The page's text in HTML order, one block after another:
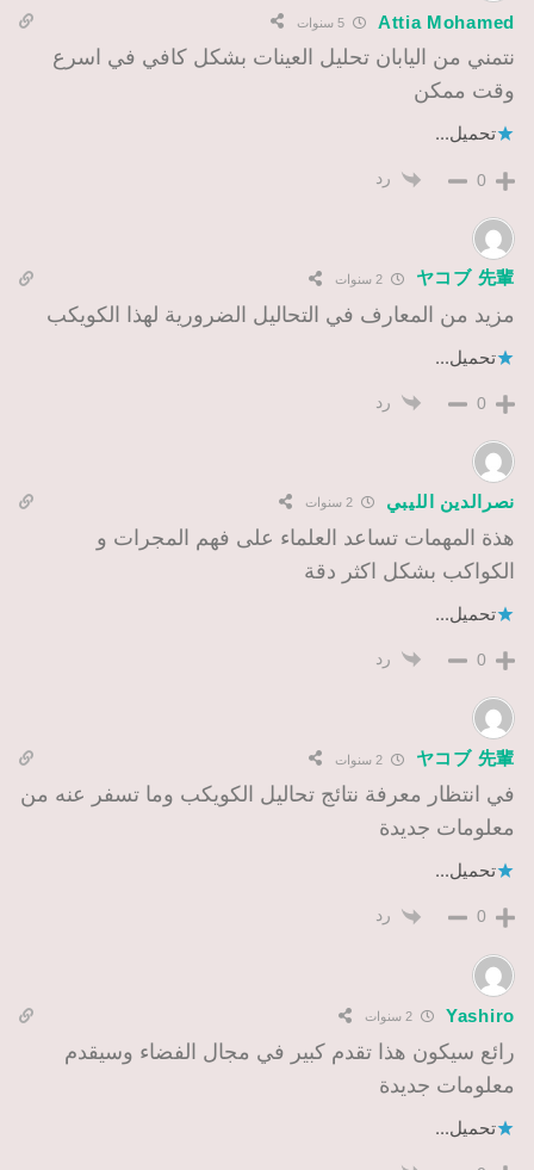
Attia Mohamed 5 سنوات
نتمني من اليابان تحليل العينات بشكل كافي في اسرع
وقت ممكن
تحميل...
0 رد
ヤコブ 先輩 2 سنوات
مزيد من المعارف في التحاليل الضرورية لهذا الكويكب
تحميل...
0 رد
نصرالدين الليبي 2 سنوات
هذة المهمات تساعد العلماء على فهم المجرات و
الكواكب بشكل اكثر دقة
تحميل...
0 رد
ヤコブ 先輩 2 سنوات
في انتظار معرفة نتائج تحاليل الكويكب وما تسفر عنه من
معلومات جديدة
تحميل...
0 رد
Yashiro
رائع سيكون هذا تقدم كبير في مجال الفضاء وسيقدم
معلومات جديدة
تحميل...